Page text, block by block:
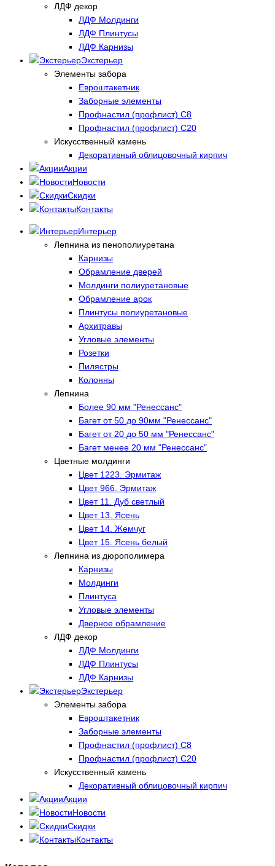
ЛДФ декор
ЛДФ Молдинги
ЛДФ Плинтусы
ЛДФ Карнизы
Экстерьер
Элементы забора
Евроштакетник
Заборные элементы
Профнастил (профлист) С8
Профнастил (профлист) С20
Искусственный камень
Декоративный облицовочный кирпич
Акции
Новости
Скидки
Контакты
Интерьер
Лепнина из пенополиуретана
Карнизы
Обрамление дверей
Молдинги полиуретановые
Обрамление арок
Плинтусы полиуретановые
Архитравы
Угловые элементы
Розетки
Пилястры
Колонны
Лепнина
Более 90 мм "Ренессанс"
Багет от 50 до 90мм "Ренессанс"
Багет от 20 до 50 мм "Ренессанс"
Багет менее 20 мм "Ренессанс"
Цветные молдинги
Цвет 1223. Эрмитаж
Цвет 966. Эрмитаж
Цвет 11. Дуб светлый
Цвет 13. Ясень
Цвет 14. Жемчуг
Цвет 15. Ясень белый
Лепнина из дюрополимера
Карнизы
Молдинги
Плинтуса
Угловые элементы
Дверное обрамление
ЛДФ декор
ЛДФ Молдинги
ЛДФ Плинтусы
ЛДФ Карнизы
Экстерьер
Элементы забора
Евроштакетник
Заборные элементы
Профнастил (профлист) С8
Профнастил (профлист) С20
Искусственный камень
Декоративный облицовочный кирпич
Акции
Новости
Скидки
Контакты